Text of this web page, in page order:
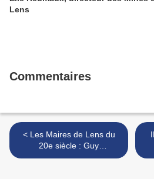
Lens
Commentaires
< Les Maires de Lens du
20e siècle : Guy
DELCOURT